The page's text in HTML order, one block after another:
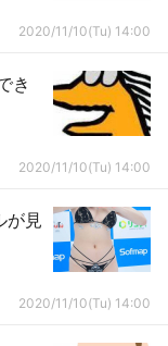
2020/11/10(Tu) 14:00
き
2020/11/10(Tu) 14:00
が見
2020/11/10(Tu) 14:00